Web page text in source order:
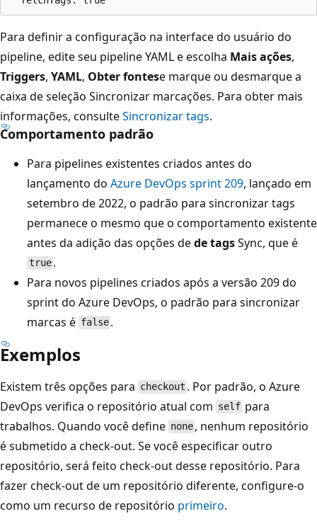
Para definir a configuração na interface do usuário do
pipeline, edite seu pipeline YAML e escolha Mais ações,
Triggers, YAML, Obter fontese marque ou desmarque a
caixa de seleção Sincronizar marcações. Para obter mais
informações, consulteSincronizar tags.
Comportamento padrão
Para pipelines existentes criados antes do
lançamento do Azure DevOps sprint 209, lançado em
setembro de 2022, o padrão para sincronizar tags
permanece o mesmo que o comportamento existente
antes da adição das opções dede tagsSync, que é
true .
Para novos pipelines criados após a versão 209 do
sprint do Azure DevOps, o padrão para sincronizar
marcas é false .
Exemplos
Existem três opções para checkout . Por padrão, o Azure
DevOps verifica o repositório atual com self para
trabalhos. Quando você define none , nenhum repositório
é submetido a check-out. Se você especificar outro
repositório, será feito check-out desse repositório. Para
fazer check-out de um repositório diferente, configure-o
como um recurso de repositório primeiro.